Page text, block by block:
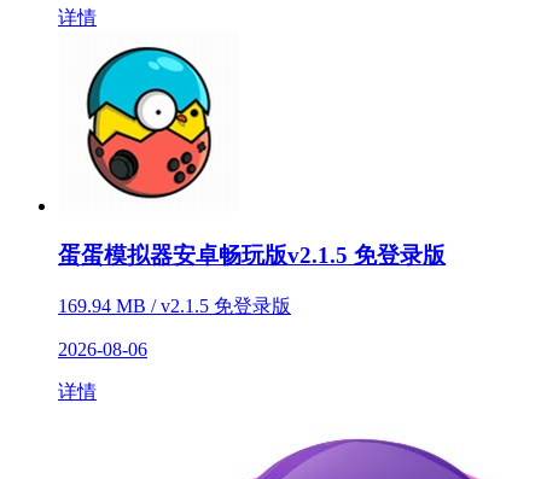
详情
蛋蛋模拟器安卓畅玩版v2.1.5 免登录版
169.94 MB / v2.1.5 免登录版
2026-08-06
详情